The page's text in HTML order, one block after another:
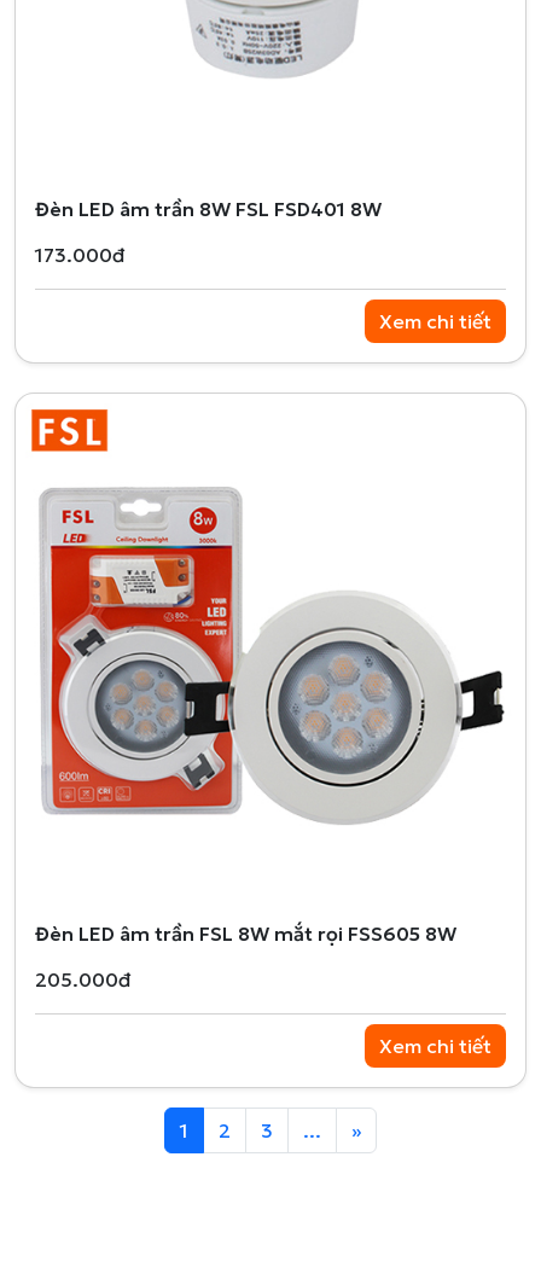
Đèn LED âm trần 8W FSL FSD401 8W
173.000đ
Xem chi tiết
Đèn LED âm trần FSL 8W mắt rọi FSS605 8W
205.000đ
Xem chi tiết
1 2 3 ... »